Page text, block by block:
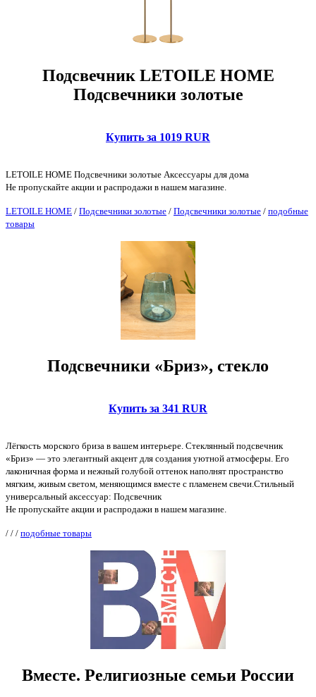
Подсвечник LETOILE HOME
Подсвечники золотые
Купить за 1019 RUR
LETOILE HOME Подсвечники золотые Аксессуары для дома
Не пропускайте акции и распродажи в нашем магазине.
LETOILE HOME / Подсвечники золотые / Подсвечники золотые / подобные
товары
Подсвечники «Бриз», стекло
Купить за 341 RUR
Лёгкость морского бриза в вашем интерьере. Стеклянный подсвечник
«Бриз» — это элегантный акцент для создания уютной атмосферы. Его
лаконичная форма и нежный голубой оттенок наполнят пространство
мягким, живым светом, меняющимся вместе с пламенем свечи.Стильный
универсальный аксессуар: Подсвечник
Не пропускайте акции и распродажи в нашем магазине.
/ / / подобные товары
Вместе. Религиозные семьи России